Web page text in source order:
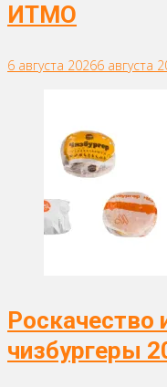
ИТМО
6 августа 20266 августа
Роскачество
чизбургеры